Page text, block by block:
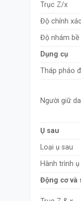
Trục Z/x
Độ chính
Độ nhám
Dụng cụ
Tháp pháo
Người giữ
Ụ sau
Loại ụ sau
Hành trình ụ
Động cơ và